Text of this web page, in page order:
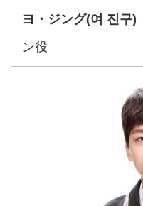
ヨ・ジング(여 진구)
ン役